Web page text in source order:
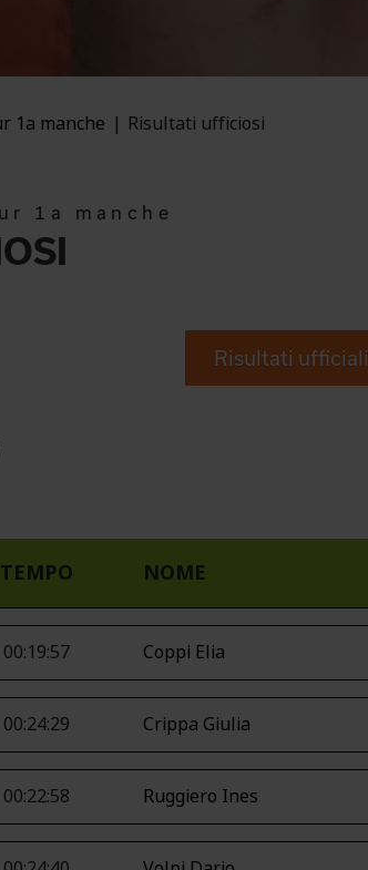
1a manche Risultati ufficiosi
1a manche
Risultati ufficiali
TEMPO NOME
00:19:57 Coppi Elia
00:24:29 Crippa Giulia
00:22:58 Ruggiero Ines